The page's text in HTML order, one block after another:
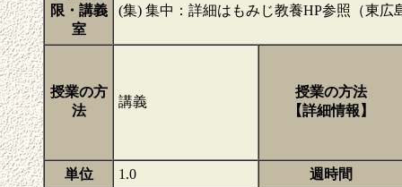
限・講義
室
(集) 集中：詳細はもみじ教養HP参照（東広
授業の方
法
講義
授業の方法
【詳細情報】
単位 1.0
週時間